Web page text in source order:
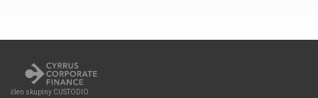
člen skupiny CUSTODIO